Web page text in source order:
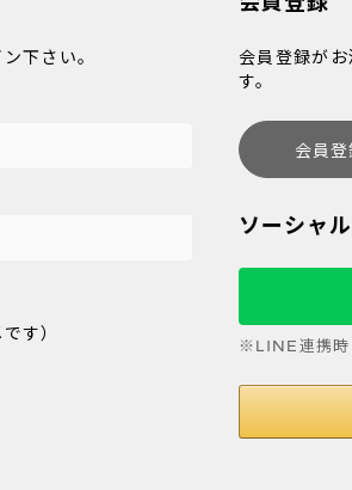
下さい。
す）
会員登録が
す。
会員
ソーシャ
※LINE連携時